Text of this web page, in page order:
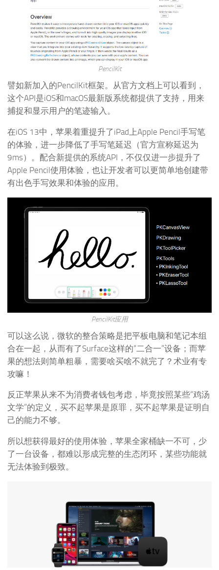
PencilKit
譬如新加入的PencilKit框架。从官方文档上可以看到，
这个API是iOS和macOS最新版系统都提供了支持，用来
捕捉和显示用户的笔迹输入。
在iOS 13中，苹果着重提升了iPad上Apple Pencil手写笔
的体验，进一步降低了手写笔延迟（官方宣称延迟为
9ms）。配合新提供的系统API，不仅仅进一步提升了
Apple Pencil使用体验，也让开发者可以更简单地创建带
有出色手写效果和体验的应用。
PencilKit应用
可以这么说，微软的整合策略是把平板电脑和笔记本组
合在一起，从而有了Surface这样的“二合一”设备；而苹
果的想法则简单粗暴，需要啥买啥不就完了？术业有专
攻嘛！
反正苹果从来不为消费者钱包考虑，毕竟按照某些“鸡汤
文学”的定义，买不起苹果是原罪，买不起苹果是证明自
己的能力不够。
所以想获得最好的使用体验，苹果全家桶缺一不可，少
了一台设备，都难以形成完整的生态闭环，某些功能就
无法体验到极致。